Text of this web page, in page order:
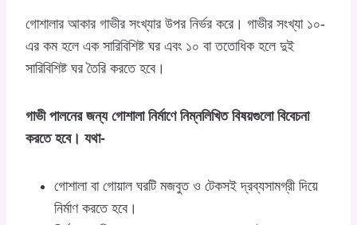
গোশালার আকার গাভীর সংখ্যার উপর নির্ভর করে। গাভীর সংখ্যা ১০-
এর কম হলে এক সারিবিশিষ্ট ঘর এবং ১০ বা ততোধিক হলে দুই
সারিবিশিষ্ট ঘর তৈরি করতে হবে।
গাভী পালনের জন্য গোশালা নির্মাণে নিম্নলিখিত বিষয়গুলো বিবেচনা
করতে হবে। যথা-
গোশালা বা গোয়াল ঘরটি মজবুত ও টেকসই দ্রব্যসামগ্রী দিয়ে
নির্মাণ করতে হবে।